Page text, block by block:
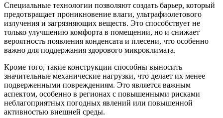
Специальные технологии позволяют создать барьер, который
предотвращает проникновение влаги, ультрафиолетового
излучения и загрязняющих веществ. Это способствует не
только улучшению комфорта в помещении, но и снижает
вероятность появления конденсата и плесени, что особенно
важно для поддержания здорового микроклимата.
Кроме того, такие конструкции способны выносить
значительные механические нагрузки, что делает их менее
подверженными повреждениям. Это является важным
аспектом, особенно в регионах с повышенными рисками
неблагоприятных погодных явлений или повышенной
активностью внешней среды.